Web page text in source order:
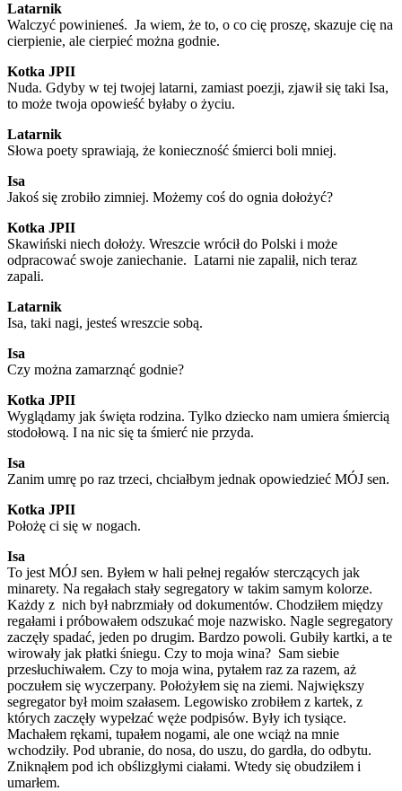
Latarnik
Walczyć powinieneś. Ja wiem, że to, o co cię proszę, skazuje cię na
cierpienie, ale cierpieć można godnie.
Kotka JPII
Nuda. Gdyby w tej twojej latarni, zamiast poezji, zjawił się taki Isa,
to może twoja opowieść byłaby o życiu.
Latarnik
Słowa poety sprawiają, że konieczność śmierci boli mniej.
Isa
Jakoś się zrobiło zimniej. Możemy coś do ognia dołożyć?
Kotka JPII
Skawiński niech dołoży. Wreszcie wrócił do Polski i może
odpracować swoje zaniechanie. Latarni nie zapalił, nich teraz
zapali.
Latarnik
Isa, taki nagi, jesteś wreszcie sobą.
Isa
Czy można zamarznąć godnie?
Kotka JPII
Wyglądamy jak święta rodzina. Tylko dziecko nam umiera śmiercią
stodołową. I na nic się ta śmierć nie przyda.
Isa
Zanim umrę po raz trzeci, chciałbym jednak opowiedzieć MÓJ sen.
Kotka JPII
Położę ci się w nogach.
Isa
To jest MÓJ sen. Byłem w hali pełnej regałów sterczących jak
minarety. Na regałach stały segregatory w takim samym kolorze.
Każdy z nich był nabrzmiały od dokumentów. Chodziłem między
regałami i próbowałem odszukać moje nazwisko. Nagle segregatory
zaczęły spadać, jeden po drugim. Bardzo powoli. Gubiły kartki, a te
wirowały jak płatki śniegu. Czy to moja wina? Sam siebie
przesłuchiwałem. Czy to moja wina, pytałem raz za razem, aż
poczułem się wyczerpany. Położyłem się na ziemi. Największy
segregator był moim szałasem. Legowisko zrobiłem z kartek, z
których zaczęły wypełzać węże podpisów. Były ich tysiące.
Machałem rękami, tupałem nogami, ale one wciąż na mnie
wchodziły. Pod ubranie, do nosa, do uszu, do gardła, do odbytu.
Zniknąłem pod ich obślizgłymi ciałami. Wtedy się obudziłem i
umarłem.